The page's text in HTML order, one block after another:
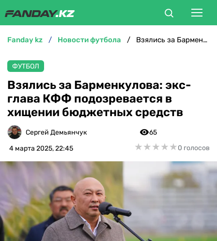
ММА
ТЕННИС
ХОККЕЙ
ВЕЛОСПОРТ
ЧМ-2026
fanday kz новости футбола Взялись за Барменкулова: экс-глава КФФ подозревается в хищении бюджетных средств
ФУТБОЛ
Взялись за Барменкулова: экс-
глава КФФ подозревается в
хищении бюджетных средств
Сергей Демьянчук
4 марта 2025, 22:45
65
★★★★★
★★★★★0 голосов